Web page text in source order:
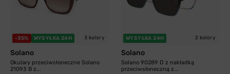
-35% WYSYŁKA 24H 3 kolory
Solano
Okulary przeciwsłoneczne Solano
21093 B z...
WYSYŁKA 24H 2 kolory
Solano
Solano 90289 D z nakładką
przeciwsłoneczną z...